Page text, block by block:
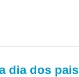
dia dos pais